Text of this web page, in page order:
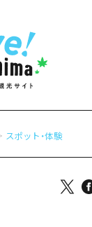
おすすめ
お役立ち情報一覧
アクセス
二次交通まとめ
スポット・体験